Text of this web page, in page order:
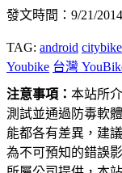
發文時間：9/21/
TAG: android citybike
Youbike 台灣
注意事項： 本站所
測試並通過防毒軟
能都各有差異，建
為不可預知的錯誤